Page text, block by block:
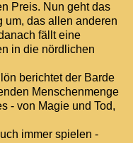
Preis. Nun geht das
um, das allen anderen
fällt eine
in die nördlichen
berichtet der Barde
Menschenmenge
- von Magie und Tod,
immer spielen -